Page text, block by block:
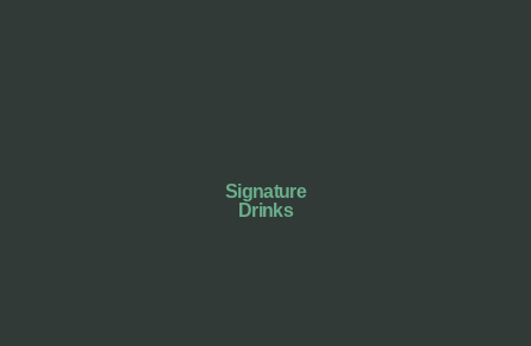
Signature
Drinks